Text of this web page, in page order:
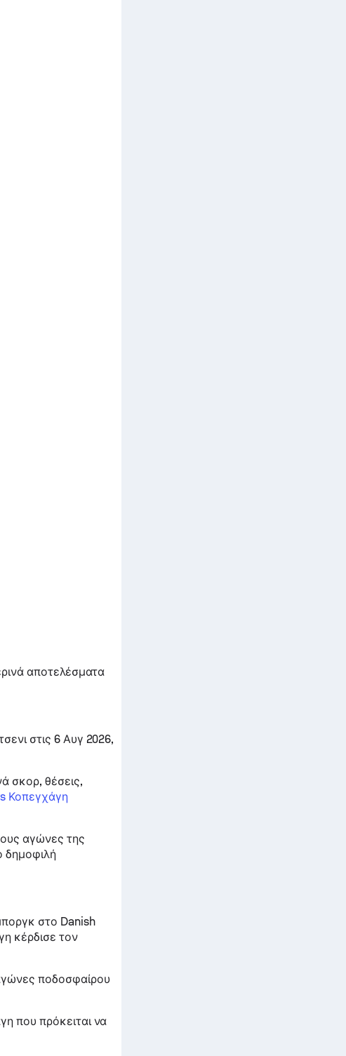
αποτελέσματα
στις 6 Αυγ 2026,
σκορ, θέσεις,
Κοπεγχάγη
αγώνες της
δημοφιλή
στο Danish
κέρδισε τον
ποδοσφαίρου
που πρόκειται να